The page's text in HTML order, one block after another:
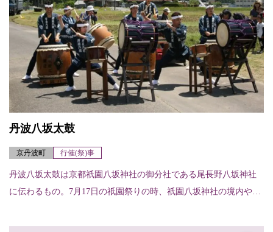
丹波八坂太鼓
京丹波町 行催(祭)事
丹波八坂太鼓は京都祇園八坂神社の御分社である尾長野八坂神社
に伝わるもの。7月17日の祇園祭りの時、祇園八坂神社の境内や石
の尾長野八坂神...